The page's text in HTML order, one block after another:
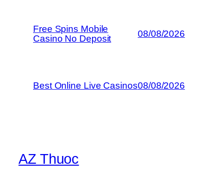
Free Spins Mobile
Casino No Deposit
08/08/2026
Best Online Live Casinos08/08/2026
AZ Thuoc